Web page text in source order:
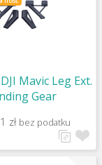
Mavic Leg Ext.
Gear
zł bez podatku